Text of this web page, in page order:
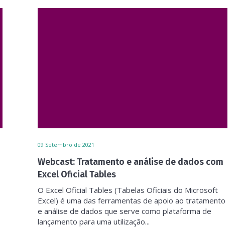
09 Setembro de 2021
Webcast: Tratamento e análise de dados com
Excel Oficial Tables
O Excel Oficial Tables (Tabelas Oficiais do Microsoft
Excel) é uma das ferramentas de apoio ao tratamento
e análise de dados que serve como plataforma de
lançamento para uma utilização...